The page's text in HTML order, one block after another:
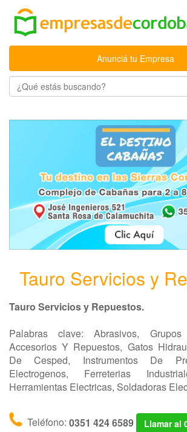
Anunciá tu Empresa
Tauro Servicios y
Tauro Servicios y Repuestos.
Palabras clave: Abrasivos,
Accesorios Y Repuestos, Gatos
De Cesped, Instrumentos De
Electrogenos, Ferreterias
Herramientas Electricas, Soldadoras
Teléfono: 0351 424 6589 Llamar al